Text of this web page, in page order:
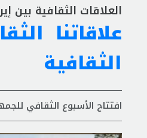
العلاقات الثقافية بين
علاقاتنا
الثقافية
افتتاح الأسبوع الثقافي